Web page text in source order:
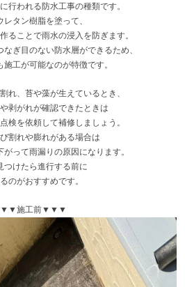
行われる防水工事の種類です。
レタン樹脂を塗って、
ることで雨水の浸入を防ぎます。
ぎ目のない防水層ができるため、
工が可能なのが特徴です。
れ、苔や藻が生えているとき、
剥がれが確認できたときは
検を依頼して補修しましょう。
割れや膨れがある場合は
がって雨漏りの原因になります。
つけたら進行する前に
のがおすすめです。
施工前▼▼▼